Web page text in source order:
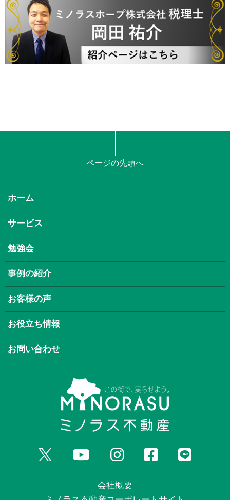
ページの先頭へ
ホーム
サービス
勉強会
事例の紹介
お客様の声
お役立ち情報
お問い合わせ
会社概要